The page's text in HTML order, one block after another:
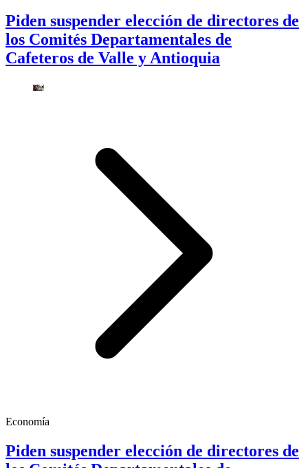
Piden suspender elección de directores de
los Comités Departamentales de
Cafeteros de Valle y Antioquia
Economía
Piden suspender elección de directores de